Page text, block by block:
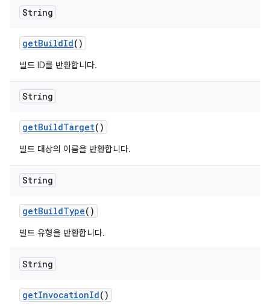
String
getBuildId()
빌드 ID를 반환합니다.
String
getBuildTarget()
빌드 대상의 이름을 반환합니다.
String
getBuildType()
빌드 유형을 반환합니다.
String
getInvocationId()